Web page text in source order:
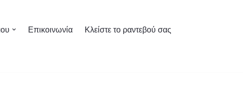
Επικοινωνία
Κλείστε το ραντεβού σας